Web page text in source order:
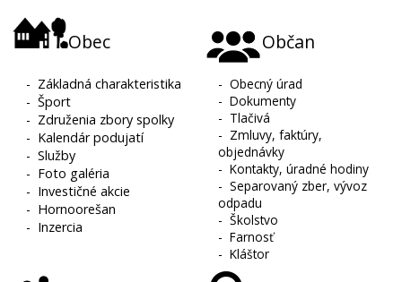
Obec
- Základná charakteristika
-Šport
- Združenia zbory spolky
- Kalendár podujatí
-Služby
- Foto galéria
- Investičné akcie
- Hornoorešan
- Inzercia
Občan
-Obecný úrad
-Dokumenty
- Tlačivá
- Zmluvy, faktúry,
objednávky
-Kontakty, úradné hodiny
-Separovaný zber, vývoz
odpadu
-Školstvo
-Farnosť
-Kláštor